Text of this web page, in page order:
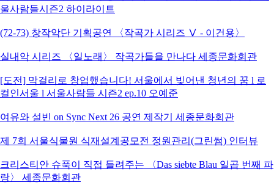
울사람들시즌2 하이라이트
(72-73) 창작악단 기획공연 〈작곡가 시리즈 Ⅴ - 이건용〉
실내악 시리즈 〈일노래〉 작곡가들을 만나다 세종문화회관
[도전] 막걸리로 창업했습니다! 서울에서 빚어낸 청년의 꿈 l 로
컬인서울 l 서울사람들 시즌2 ep.10 오예준
여유와 설빈 on Sync Next 26 공연 제작기 세종문화회관
제 7회 서울식물원 식재설계공모전 정원관리(그린썸) 인터뷰
크리스티안 슈푹이 직접 들려주는 〈Das siebte Blau 일곱 번째 파
랑〉 세종문화회관